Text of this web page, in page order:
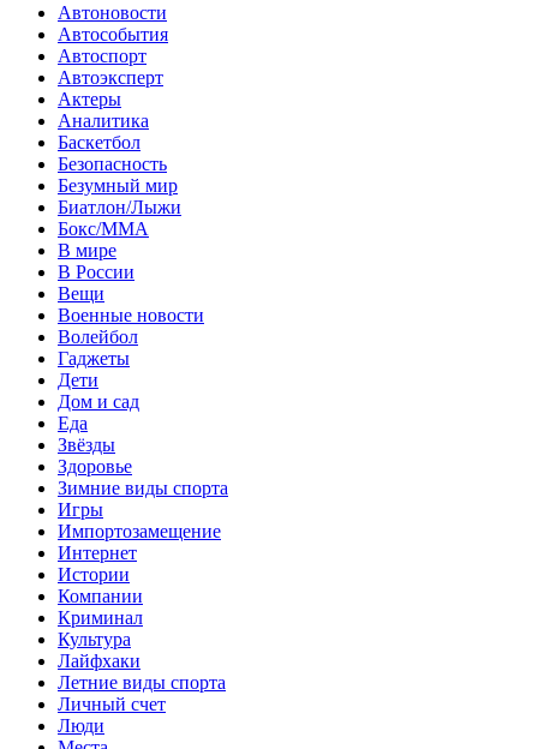
Автоновости
Автособытия
Автоспорт
Автоэксперт
Актеры
Аналитика
Баскетбол
Безопасность
Безумный мир
Биатлон/Лыжи
Бокс/MMA
В мире
В России
Вещи
Военные новости
Волейбол
Гаджеты
Дети
Дом и сад
Еда
Звёзды
Здоровье
Зимние виды спорта
Игры
Импортозамещение
Интернет
Истории
Компании
Криминал
Культура
Лайфхаки
Летние виды спорта
Личный счет
Люди